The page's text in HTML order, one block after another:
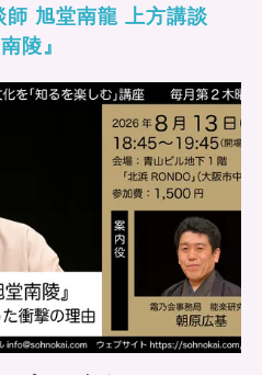
旭堂南龍 上方講談
陵』